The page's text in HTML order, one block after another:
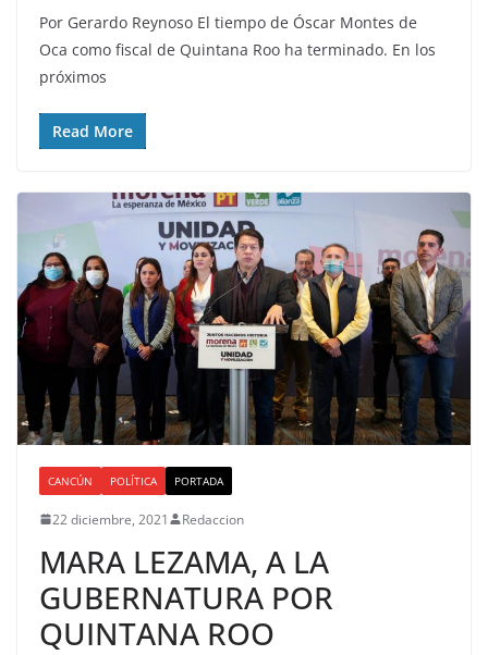
Por Gerardo Reynoso El tiempo de Óscar Montes de
Oca como fiscal de Quintana Roo ha terminado. En los
próximos
Read More
CANCÚN POLÍTICA PORTADA
22 diciembre, 2021 Redaccion
MARA LEZAMA, A LA
GUBERNATURA POR
QUINTANA ROO